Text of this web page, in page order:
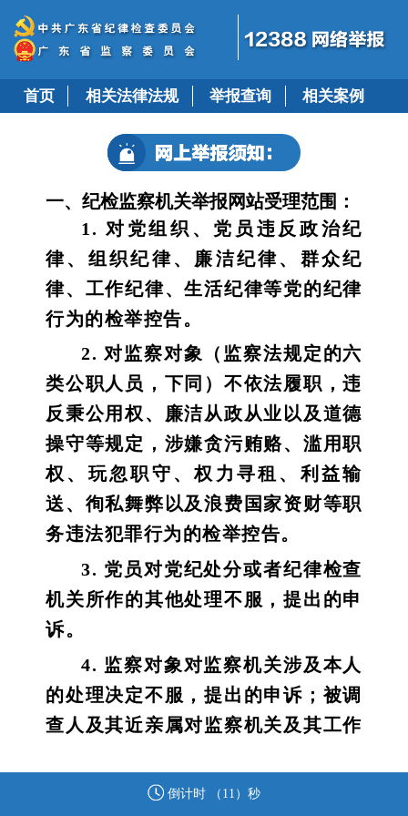
首页 相关法律法规 举报查询 相关案例
一、纪检监察机关举报网站受理范围：
1. 对党组织、党员违反政治纪
律、组织纪律、廉洁纪律、群众纪
律、工作纪律、生活纪律等党的纪律
行为的检举控告。
2. 对监察对象（监察法规定的六
类公职人员，下同）不依法履职，违
反秉公用权、廉洁从政从业以及道德
操守等规定，涉嫌贪污贿赂、滥用职
权、玩忽职守、权力寻租、利益输
送、徇私舞弊以及浪费国家资财等职
务违法犯罪行为的检举控告。
3. 党员对党纪处分或者纪律检查
机关所作的其他处理不服，提出的申
诉。
4. 监察对象对监察机关涉及本人
的处理决定不服，提出的申诉；被调
查人及其近亲属对监察机关及其工作
法权益的行为，提出的申诉。
倒计时 （ 11 ）秒